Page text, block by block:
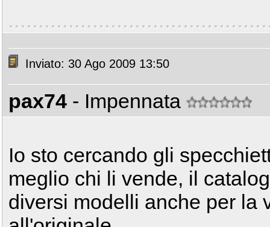
Inviato: 30 Ago 2009 13:50
pax74 - Impennata
Io sto cercando gli
meglio chi li vende, il
diversi modelli anche per la